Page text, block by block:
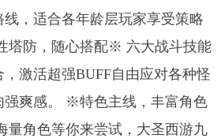
，适合各年龄层玩家享受策略
塔防，随心搭配※ 六大战斗技能
激活超强BUFF自由应对各种怪
强爽感。 ※特色主线，丰富角色
量角色等你来尝试，大圣西游九